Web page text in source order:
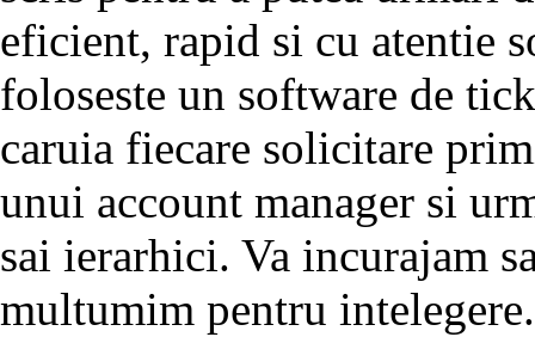
eficient, rapid si cu atentie
foloseste un software de
caruia fiecare solicitare
unui account manager si
sai ierarhici. Va incurajam
multumim pentru intelegere.